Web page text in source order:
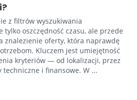
z filtrów wyszukiwania
tylko oszczędność czasu, ale przede
znalezienie oferty, która naprawdę
Kluczem jest umiejętność
kryteriów — od lokalizacji, przez
techniczne i finansowe. W ...